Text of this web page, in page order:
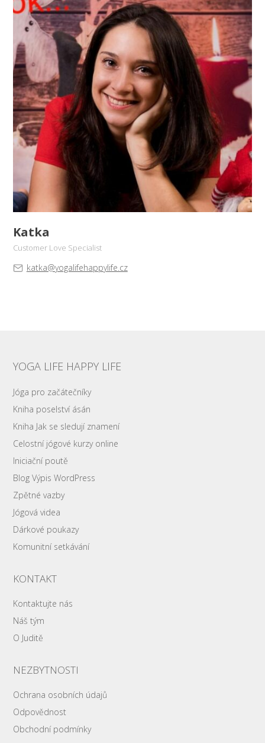
Katka
Customer Love Specialist
katka@yogalifehappylife.cz
YOGA LIFE HAPPY LIFE
Jóga pro začátečníky
Kniha poselství ásán
Kniha Jak se sledují znamení
Celostní jógové kurzy online
Iniciační poutě
Blog Výpis WordPress
Zpětné vazby
Jógová videa
Dárkové poukazy
Komunitní setkávání
KONTAKT
Kontaktujte nás
Náš tým
O Juditě
NEZBYTNOSTI
Ochrana osobních údajů
Odpovědnost
Obchodní podmínky